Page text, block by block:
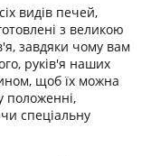
видів печей,
з великою
завдяки чому вам
руків'я наших
щоб їх можна
положенні,
спеціальну